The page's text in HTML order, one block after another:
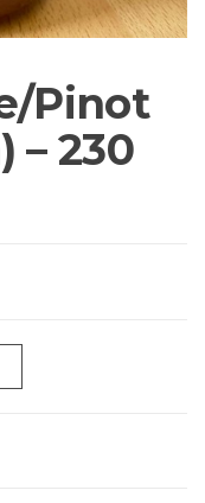
Pinot
– 230